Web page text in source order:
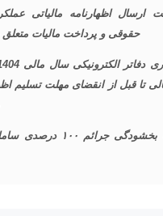
حقوقی و پرداخت مالیات متعلق
تا قبل از انقضای مهلت تسلیم